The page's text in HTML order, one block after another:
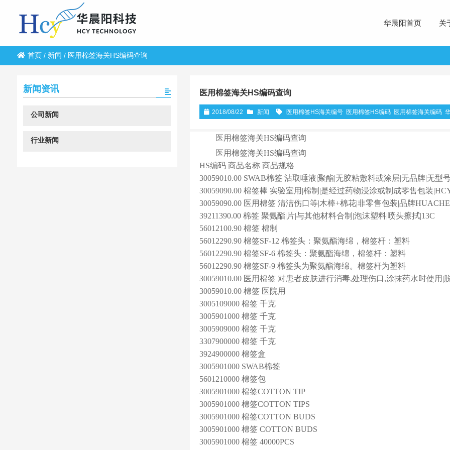
华晨阳首页 关
首页/ 新闻 / 医用棉签海关HS编码查询
医用棉签海关HS编码查询
2018/08/22 新闻 医用棉签HS海关编号 医用棉签HS编码 医用棉签海关编码
医用棉签海关HS编码查询
医用棉签海关HS编码查询
HS编码 商品名称 商品规格
30059010.00 SWAB棉签 沾取唾液|聚酯|无胶粘敷料或涂层|无品牌|无型
30059090.00 棉签棒 实验室用|棉制|是经过药物浸涂或制成零售包装
30059090.00 医用棉签 清洁伤口等|木棒+棉花|非零售包装|品牌
39211390.00 棉签 聚氨酯|片|与其他材料合制|泡沫塑料|喷头擦拭|13C
56012100.90 棉签 棉制
56012290.90 棉签SF-12 棉签头：聚氨酯海绵，棉签杆：塑料
56012290.90 棉签SF-6 棉签头：聚氨酯海绵，棉签杆：塑料
56012290.90 棉签SF-9 棉签头为聚氨酯海绵。棉签杆为塑料
30059010.00 医用棉签 对患者皮肤进行消毒,处理伤口,涂抹药水时使用|
30059010.00 棉签 医院用
3005109000 棉签 千克
3005901000 棉签 千克
3005909000 棉签 千克
3307900000 棉签 千克
3924900000 棉签盒
3005901000 SWAB棉签
5601210000 棉签包
3005901000 棉签COTTON TIP
3005901000 棉签COTTON TIPS
3005901000 棉签COTTON BUDS
3005901000 棉签 COTTON BUDS
3005901000 棉签 40000PCS
新闻资讯
公司新闻
行业新闻